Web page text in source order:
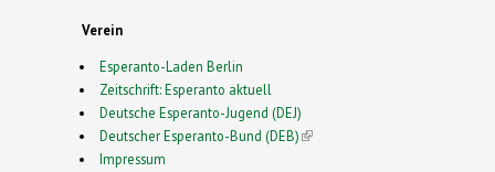
Verein
Esperanto-Laden Berlin
Zeitschrift: Esperanto aktuell
Deutsche Esperanto-Jugend (DEJ)
Deutscher Esperanto-Bund (DEB)(link is external)
Impressum